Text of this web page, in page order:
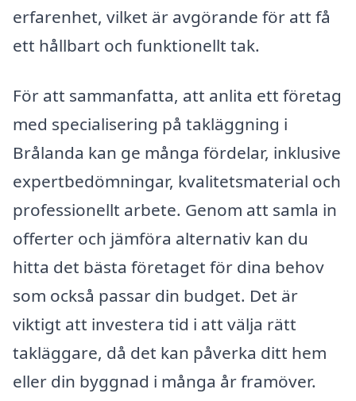
erfarenhet, vilket är avgörande för att få
ett hållbart och funktionellt tak.
För att sammanfatta, att anlita ett företag
med specialisering på takläggning i
Brålanda kan ge många fördelar, inklusive
expertbedömningar, kvalitetsmaterial och
professionellt arbete. Genom att samla in
offerter och jämföra alternativ kan du
hitta det bästa företaget för dina behov
som också passar din budget. Det är
viktigt att investera tid i att välja rätt
takläggare, då det kan påverka ditt hem
eller din byggnad i många år framöver.